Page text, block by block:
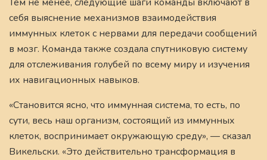
себя выяснение механизмов взаимодействия
иммунных клеток с нервами для передачи сообщений
в мозг. Команда также создала спутниковую систему
для отслеживания голубей по всему миру и изучения
их навигационных навыков.
«Становится ясно, что иммунная система, то есть, по
сути, весь наш организм, состоящий из иммунных
клеток, воспринимает окружающую среду», — сказал
Викельски. «Это действительно трансформация в